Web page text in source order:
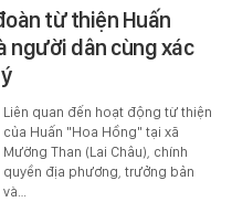
từ thiện Huấn
người dân cùng xác
Liên quan đến hoạt động từ thiện
của Huấn "Hoa Hồng" tại xã
Mường Than (Lai Châu), chính
quyền địa phương, trưởng bản
và…